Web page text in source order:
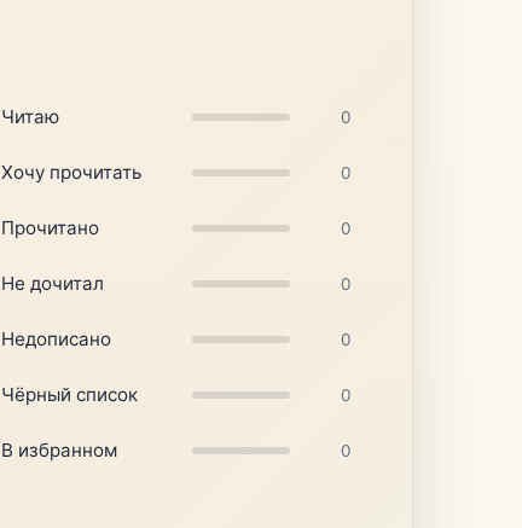
Читаю 0
Хочу прочитать 0
Прочитано 0
Не дочитал 0
Недописано 0
Чёрный список 0
В избранном 0